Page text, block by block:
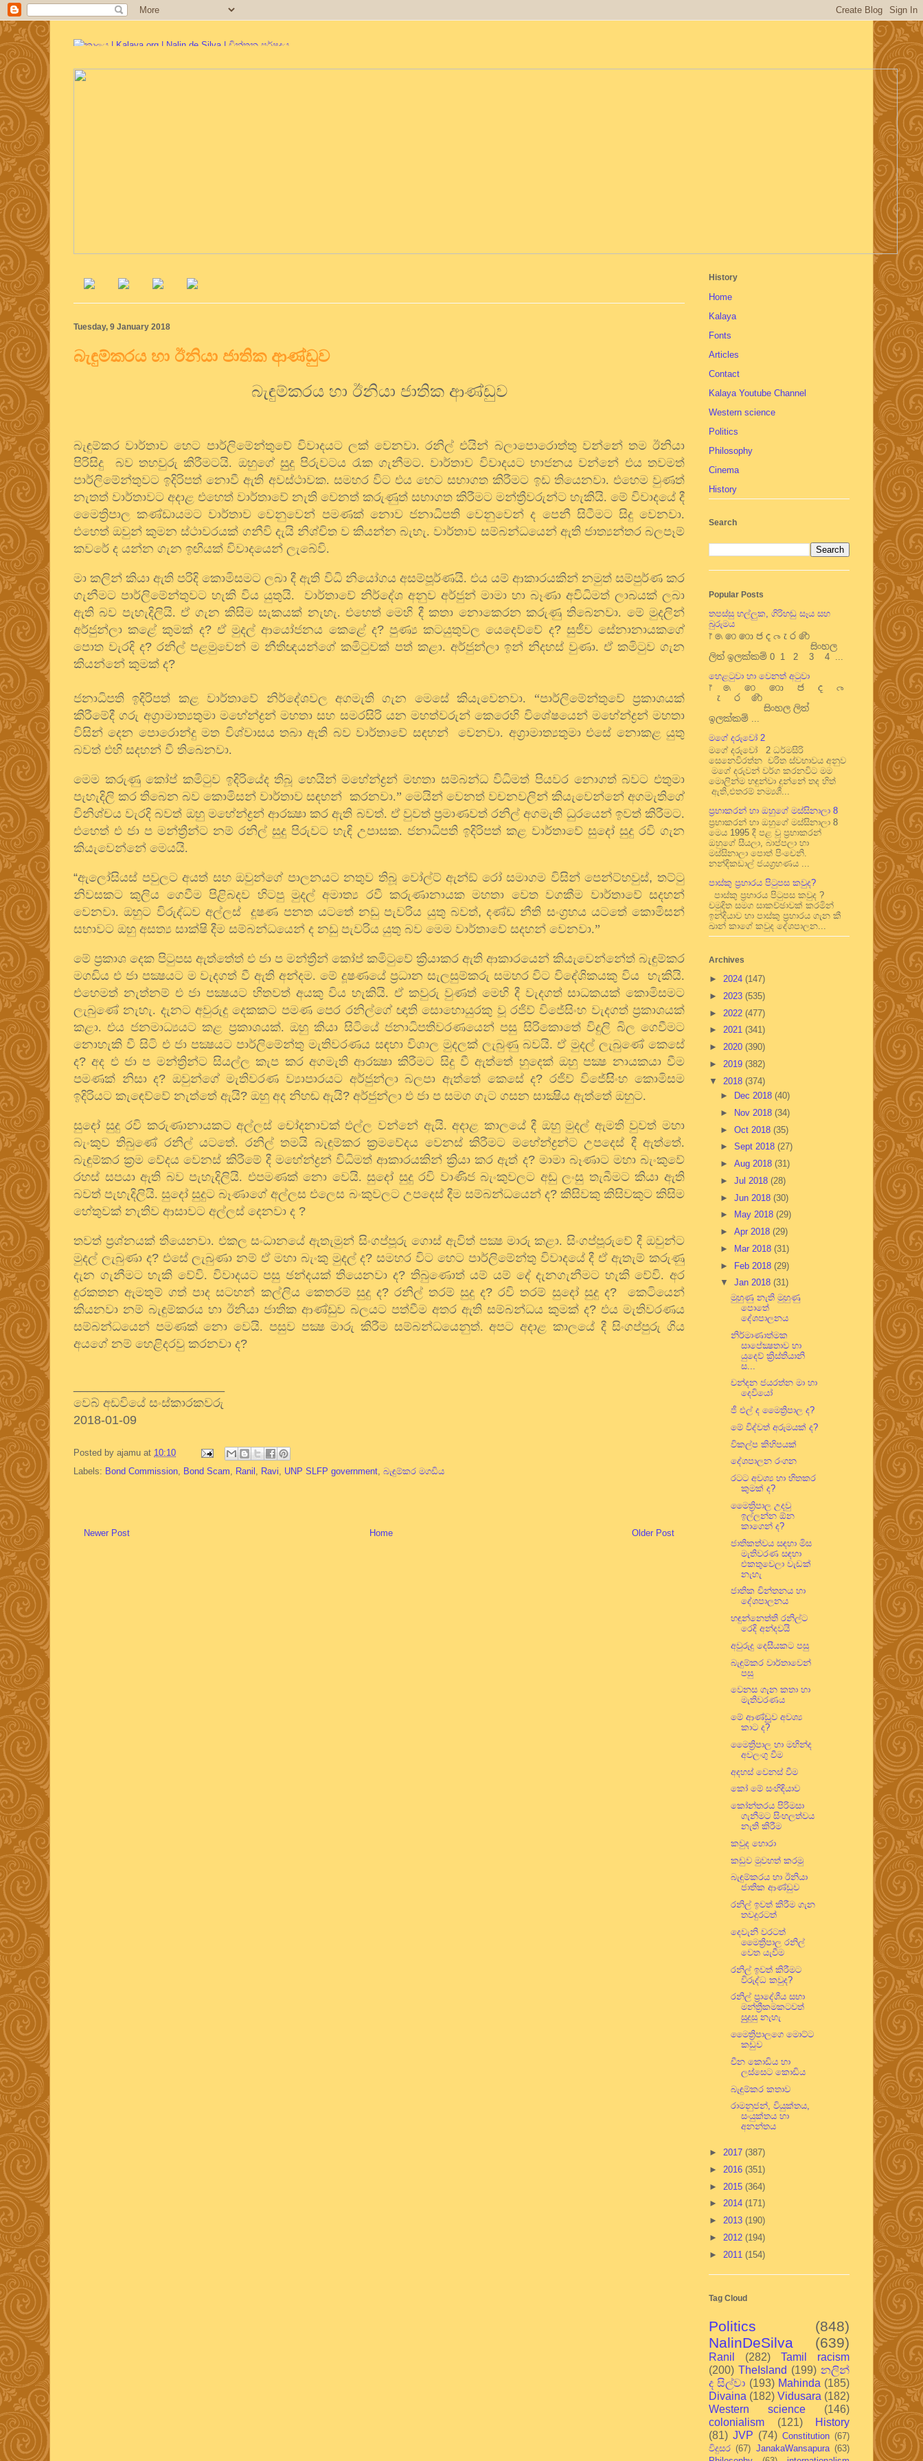
Tuesday, 9 January 2018
බැඳුම්කරය හා ඊනියා ජාතික ආණ්ඩුව
බැඳුම්කරය හා ඊනියා ජාතික ආණ්ඩුව
බැඳුම්කර වාර්තාව හෙට පාර්ලිමේන්තුවේ විවාදයට ලක් වෙනවා. රනිල් එයින් බලාපොරොත්තු වන්නේ තම ඊනියා
පිරිසිදු බව තහවුරු කිරීමටයි. ඔහුගේ සුුදු පිරුවටය රැක ගැනීමට. වාර්තාව විවාදයට භාජනය වන්නේ එය තවමත්
පාර්ලිමේන්තුවට ඉදිරිපත් නොවී ඇති අවස්ථාවක. සමහර විට එය හෙට සභාගත කිරීමට ඉඩ තියෙනවා. එහෙම වුණත්
නැතත් වාර්තාවට අදාළ එහෙත් වාර්තාවේ නැති වෙනත් කරුණුත් සභාගත කිරීමට මන්ත්‍රීවරුන්ට හැකියි. මේ විවාදයේ දී
මෛත්‍රිපාල කණ්ඩායමට වාර්තාව වෙනුවෙන් පමණක් නොව ජනාධිපති වෙනුවෙන් ද පෙනී සිටීමට සිදු වෙනවා.
එහෙත් ඔවුන් කුමන ස්ථාවරයක් ගනීවි දැයි නිශ්චිත ව කියන්න බැහැ. වාර්තාව සම්බන්ධයෙන් ඇති ජාත්‍යන්තර බලපෑම්
කවරේ ද යන්න ගැන ඉඟියක් විවාදයෙන් ලැබේවි.
මා කලින් කියා ඇති පරිදි කොමිසමට ලබා දී ඇති විධි නියෝගය අසම්පූර්ණයි. එය යම් ආකාරයකින් නමුත් සම්පුර්ණ කර
ගැනීමට පාර්ලිමේන්තුවට හැකි විය යුතුයි. වාර්තාවේ නිර්දේශ අනුව අර්ජුන් මාමා හා බෑණා අවිධිමත් ලාබයක් ලබා
ඇති බව පැහැදිලියි. ඒ ගැන කිසිම සැකයක් නැහැ. එහෙත් මෙහි දී කතා නොකෙරන කරුණු තිබෙනවා. මේ මුදලින්
අර්ජුන්ලා කළේ කුමක් ද? ඒ මුදල් ආයෝජනය කෙළේ ද? පුණ්‍ය කටයුතුවල යෙදෙව්වේ ද? සුජීව සේනානායකගේ
පොත වැරදි ද?රනිල් පළමුවෙන් ම නීතිඥයන්ගේ කමිටුවක් පත් කළා. අර්ජුන්ලා ඉන් නිදහස් වුණා. ඒ කමිටුව ගැන
කියන්නේ කුමක් ද?
ජනාධිපති ඉදිරිපත් කළ වාර්තාවේ නිර්දේශවල අගමැති ගැන මෙසේ කියැවෙනවා. “පාර්ලිමේන්තුවේ ප‍්‍රකාශයක්
කිරීමේදී ගරු අග‍්‍රාමාත්‍යතුමා මහේන්ද්‍රන් මහතා සහ සමරසිරි යන මහත්වරුන් කෙරෙහි විශේෂයෙන් මහේන්ද්‍රන් මහතා
විසින් දෙන පොරොන්දු මත විශ්වාසය තබා ඇති බව වාර්තාවේ සඳහන් වෙනවා. අග‍්‍රාමාත්‍යතුමා එසේ නොකළ යුතු
බවත් එහි සදහන් වී තිබෙනවා.
මෙම කරුණු කෝප් කමිටුව ඉදිරියේද තිබූ හෙයින් මහේන්ද්‍රන් මහතා සම්බන්ධ විධිමත් පියවර නොගත් බවට එතුමා
පැහැදිලි කර තිබෙන බව කොමිසන් වාර්තාව සඳහන් කරනවා.” මෙයින් වෙනත් වචනවලින් කියැවෙන්නේ අගමැතිගේ
විනිශ්චය වැරදි බවත් ඔහු මහේන්ද්‍රන් ආරක්‍ෂා කර ඇති බවත්. ඒ වුවත් ප්‍රමාණවත් රනිල් අගමැති ධුරයෙන් ඉවත් කිරීමට.
එහෙත් එ ජා ප මන්ත්‍රීන්ට නම් රනිල් සුදු පිරුවට හැඳි උපාසක. ජනාධිපති ඉදිරිපත් කළ වාර්තාවේ සුදෝ සුදු රවි ගැන
කියැවෙන්නේ මෙයයි.
“ඇලෝසියස් පවුලට අයත් සහ ඔවුන්ගේ පාලනයට නතුව තිබූ වෝල්ට් ඇන්ඞ් රෝ සමාගම විසින් පෙන්ට්හවුස්,තට්ටු
නිවසකට කුලිය ගෙවීම පිළිබදව හිටපු මුදල් අමාත්‍ය රවී කරුණානායක මහතා වෙත වගකීම වාර්තාවේ සදහන්
වෙනවා. ඔහුට විරුද්ධව අල්ලස් දූෂණ පනත යටතේ නඩු පැවරිය යුතු බවත්, දණ්ඩ නීති සංග‍්‍රහය යටතේ කොමිසන්
සභාවට ඔහු අසත්‍ය සාක්ෂි දීම සම්බන්ධයෙන් ද නඩු පැවරිය යුතු බව මෙම වාර්තාවේ සදහන් වෙනවා.”
මේ ප්‍රකාශ දෙක පිටුපස ඇත්තේත් එ ජා ප මන්ත්‍රීන් කෝප් කමිටුවේ ක්‍රියාකර ඇති ආකාරයෙන් කියැවෙන්නේත් බැඳුම්කර
මගඩිය එ ජා පක්‍ෂයට ම වැදගත් වී ඇති අන්දම. මේ දූෂණයේ ප්‍රධාන සැලසුම්කරු සමහර විට විදේශිකයකු විය හැකියි.
එහෙමත් නැත්නම් එ ජා පක්‍ෂයට හිතවත් අයකු විය හැකියි. ඒ කවුරු වුණත් මෙහි දී වැදගත් සාධකයක් කොමිසමට
ලැබුණේ නැහැ. දැනට අවුරුදු දෙකකට පමණ පෙර රනිල්ගේ ඥාති සොහොයුරකු වූ රජිව් විජේසිංහ වැදගත් ප්‍රකාශයක්
කළා. එය ජනමාධ්‍යයට කළ ප්‍රකාශයක්. ඔහු කියා සිටියේ ජනාධිපතිවරණයෙන් පසු සිරිකොතේ විදුලි බිල ගෙවීමට
නොහැකි වී සිටි එ ජා පක්‍ෂයට පාර්ලිමේන්තු මැතිවරණය සඳහා විශාල මුදලක් ලැබුණු බවයි. ඒ මුදල් ලැබුණේ කෙසේ
ද?අද එ ජා ප මන්ත්‍රින්ට සියල්ල කැප කර අගමැති ආරක්‍ෂා කිරීමට සිදු වී ඇත්තේ හුදෙක් ඔහු පක්‍ෂ නායකයා වීම
පමණක් නිසා ද? ඔවුන්ගේ මැතිවරණ ව්‍යාපාරයට අර්ජුන්ලා බලපා ඇත්තේ කෙසේ ද? රජිව් විජේසිිංහ කොමිසම
ඉදිරියට කැඳෙව්වේ නැත්තේ ඇයි? ඔහු අද නිහඬ ඇයි? අර්ජුන්ලා එ ජා ප සමග ගැට ගසන සාක්‍ෂිය ඇත්තේ ඔහුට.
සුදෝ සුදු රවි කරුණානායකට අල්ලස් චෝදනාවක් එල්ල වන්නේ ඇයි. අදාළ කාලයේ දී ඔහු මුදල් ඇමති වුවත් මහා
බැංකුව තිබුණේ රනිල් යටතේ. රනිල් තමයි බැඳුම්කර ක්‍රමවේදය වෙනස් කිරීමට මහේන්ද්‍රන්ට උපදෙස් දී ඇත්තේ.
බැඳුම්කර ක්‍රම වේදය වෙනස් කිරීමේ දී මහේන්ද්‍රන් විධිමත් ආකාරයකින් ක්‍රියා කර ඇත් ද? මාමා බෑණාට මහා බැංකුවේ
රහස් සපයා ඇති බව පැහැදිලියි. එපමණක් නො වෙයි. සුදෝ සුදු රවි වාණිජ බැංකුවලට අඩු ලංසු තැබීමට කියා ඇති
බවත් පැහැදිලියි. සුදෝ සුදුට බෑණාගේ අල්ලස එලෙස බංකුවලට උපදෙස් දීම සම්බන්ධයෙන් ද? කිසිවකු කිසිවකුට කිසිම
හේතුවක් නැතිව ආසාවට අල්ලස් දෙනවා ද ?
තවත් ප්‍රශ්නයක් තියෙනවා. එකල සංධානයේ ඇතැමුන් සිංගප්පූරු ගොස් ඇවිත් පක්‍ෂ මාරු කළා. සිංගප්පූරුවේ දී ඔවුන්ට
මුදල් ලැබුණා ද? එසේ ලැබුණා නම් ඒ මහා බැංකු මුදල් ද?සමහර විට හෙට පාර්ලිමේන්තු විවාදයේ දී ඒ ඇතැම් කරුණු
දැන ගැනීමට හැකි වේවි. විවාදයට පසු ඡන්දයක් තියෙනවා ද? තිබුණොත් යම් යම් දේ දැනගැනීමට හැකි වේවි. අර
දුරකතන ඇමතුම් ගත් පාද සටහන් කල්ලිය කෙතරම් සුදු ද? රනිල් තරම් සුදු ද?රවි තරම් සුදෝ සුදු ද?කෙටියෙන්
කියනවා නම් බැඳුම්කරය හා ඊනියා ජාතික ආණ්ඩුව බලයට පත්වීම අතර ඇති සම්බන්ධය කුමක් ද? එය මැතිවරණය
සම්බන්ධයෙන් පමණක් නො වෙයි. පසුව පක්‍ෂ මාරු කිරීම සම්බන්ධයෙනුත්. අපට අදාළ කාලයේ දී සිංගප්පුරු ගිය
අයගේ නම් හෙළිදරවු කරනවා ද?
වෙබ් අඩවියේ සංස්කාරකවරු
2018-01-09
Posted by ajamu at 10:10
Labels: Bond Commission Bond Scam Ranil Ravi UNP SLFP government බැඳුම්කර මගඩිය
Newer Post Older Post
Home
History
Home
Kalaya
Fonts
Articles
Contact
Kalaya Youtube Channel
Western science
Politics
Philosophy
Cinema
History
Search
Popular Posts
තපස්සු භල්ලුක, ගිරිහඬු සෑය සහ
බුරුමය
෦ ෧ ෨ ෩ ෪ ෫ ෬ ෭ ෮ ෯
සිංහල
ලිත් ඉලක්කම් 0 1 2 3 4 ...
හෙළටුවා හා වෙනත් අටුවා
෦ ෧ ෨ ෩ ෪ ෫ ෬
෭ ෮ ෯
සිංහල ලිත්
ඉලක්කම් ...
මගේ දරුවෝ 2
මගේ දරුවෝ 2 ධර්මසිරි
සෙනෙවිරත්න චරිත ස්වභාවය අනුව
මගේ දරුවන් වර්ග කරනවිට මම
මොලින්ම හඳුන්වා දුන්නේ තද හිත්
ඇති,එතරම් නම්‍යශී...
ප්‍රභාකරන් හා ඔහුගේ මස්සිනාලා 8
ප්‍රභාකරන් හා ඔහුගේ මස්සිනාලා 8
මෙය 1995 දී පළ වූ ප්‍රභාකරන්
ඔහුගේ සීයලා, බාප්පලා හා
මස්සිනාලා පොත් පිංචෙනි.
නන්දිකඩාල් ජයග්‍රහණය ...
පාස්කු ප්‍රහාරය පිටුපස කවුද?
පාස්කු ප්‍රහාරය පිටුපස කවුද ?
චමුදිත සමග සාකච්ඡාවක් කරමින්
ඉන්දියාව හා පාස්කු ප්‍රහාරය ගැන කී
ඛාන් කාගේ කවුද දේශපාලන...
Archives
► 2024 (147)
► 2023 (535)
► 2022 (477)
► 2021 (341)
► 2020 (390)
► 2019 (382)
▼ 2018 (374)
►
Dec 2018 (40)
►
Nov 2018 (34)
► Oct 2018 (35)
► Sept 2018 (27)
► Aug 2018 (31)
► Jul 2018 (28)
► Jun 2018 (30)
►
May 2018 (29)
► Apr 2018 (29)
►
Mar 2018 (31)
► Feb 2018 (29)
▼ Jan 2018 (31)
මුහුණු නැති මුහුණු
පොතේ
දේශපාලනය
නිර්මාණාත්මක
සාපේක්‍ෂතාව හා
යුදෙව් ක්‍රිස්තියානි
ස...
චන්දන ජයරත්න මා හා
දෙවියෝ
ජී එල් ද මෛත්‍රිපාල ද?
මේ විද්වත් අරුමයක් ද?
විකල්ප කිහිපයක්
දේශපාලන රංගන
රටට අවශ්‍ය හා හිතකර
කුමක් ද?
මෛත්‍රිපාල උදවු
ඉල්ලන්න ඕන
කාගෙන් ද?
ජාතිකත්වය සඳහා මිස
මැතිවරණ සඳහා
එකතුවෙලා වැඩක්
නැහැ
ජාතික චින්තනය හා
දේශපාලනය
හඳුන්නෙත්ති රනිල්ට
රෙදි අන්දවයි
අවුරුදු දෙසීයකට පසු
බැඳුම්කර වාර්තාවෙන්
පසු
වෙනස ගැන කතා හා
මැතිවරණය
මේ ආණ්ඩුූව අවශ්‍ය
කාට ද?
මෛත්‍රිපාල හා මහින්ද
අවලංගු වීම
අදහස් වෙනස් වීම
කෝ මේ සංහිඳියාව
කෝන්තරය පිරිමසා
ගැනීමට සිංහලත්වය
නැති කිරීම
කවුද හොරා
කඩුව මුවහත් කරමු
බැඳුම්කරය හා ඊනියා
ජාතික ආණ්ඩුව
රනිල් ඉවත් කිරීම ගැන
තවදුරටත්
දෙවැනි වරටත්
මෛත්‍රිපාල රනිල්
වෙත යැවීම
රනිල් ඉවත් කිරීමට
විරුද්ධ කවුද?
රනිල් ප්‍රාදේශීය සභා
මන්ත්‍රීකමකටවත්
සුුදුසු නැහැ
මෛත්‍රිපාලගෙ මොට්ට
කඩුව
චීන කොඩිය හා
ලස්සෙට කොඩිය
බැඳුම්කර කතාව
රාමනුජන්, වියුක්තය,
සංයුක්තය හා
අනන්තය
► 2017 (387)
► 2016 (351)
► 2015 (364)
► 2014 (171)
► 2013 (190)
► 2012 (194)
► 2011 (154)
Tag Cloud
Politics
(848)
NalinDeSilva
(639)
Ranil (282)
Tamil racism
(200) TheIsland (199) නලින්
ද සිල්වා (193) Mahinda (185)
Divaina (182) Vidusara (182)
Western science
(146)
colonialism
(121)
History
(81) JVP (74) Constitution (67)
විදුසර (67) JanakaWansapura (63)